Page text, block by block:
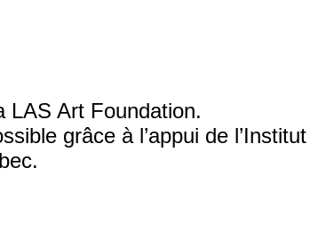
Art Foundation.
grâce à l’appui de l’Institut